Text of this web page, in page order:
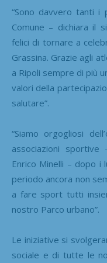
“Sono davvero tanti
Comune – dichiara il
felici di tornare a
Grassina. Grazie agli
a Ripoli sempre di più
valori della
salutare”.
“Siamo orgogliosi
associazioni sportive
Enrico Minelli – dopo
periodo ancora non
a fare sport tutti
nostro Parco urbano”.
Le iniziative si
sociale e di tutte le